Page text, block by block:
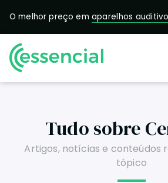
O melhor preço em aparelhos
Tudo sobre
Artigos, notícias e conteúdos
tópico